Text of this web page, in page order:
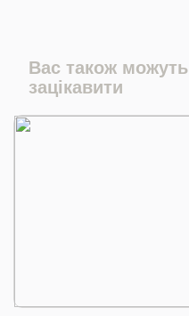
Вас також можуть
зацікавити